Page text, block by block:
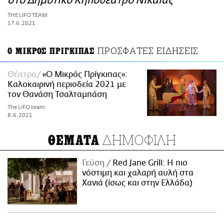
ΑΜΠΑ
PRINT
THE LIFO TEAM
17.6.2021
Ο ΜΙΚΡΟΣ ΠΡΙΓΚΙΠΑΣ ΠΡΟΣΦΑΤΕΣ ΕΙΔΗΣΕΙΣ
Θέατρο
«Ο Μικρός Πρίγκιπας»:
Καλοκαιρινή περιοδεία 2021 με
τον Θανάση Τσαλταμπάση
The LiFO team
8.6.2021
ΘΕΜΑΤΑ ΔΗΜΟΦΙΛΗ
Γεύση
Red Jane Grill: Η πιο
νόστιμη και χαλαρή αυλή στα
Χανιά (ίσως και στην Ελλάδα)